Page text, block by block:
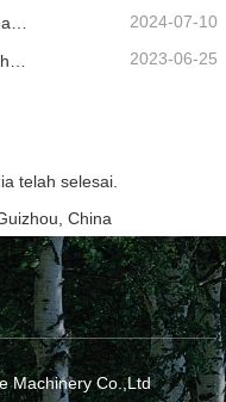
Pemasangan pengering venir di Romania telah selesai. 2024-07-10
2023-06-25
telah selesai.
China
Machinery Co.,Ltd